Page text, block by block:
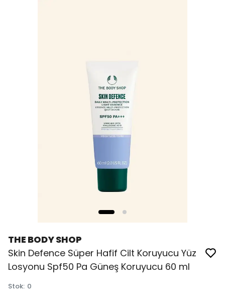
THE BODY SHOP
Skin Defence Süper Hafif Cilt Koruyucu Yüz
Losyonu Spf50 Pa Güneş Koruyucu 60 ml
Stok: 0